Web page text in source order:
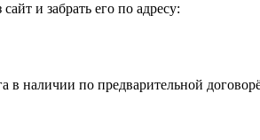
и забрать его по адресу:
в наличии по предварительной